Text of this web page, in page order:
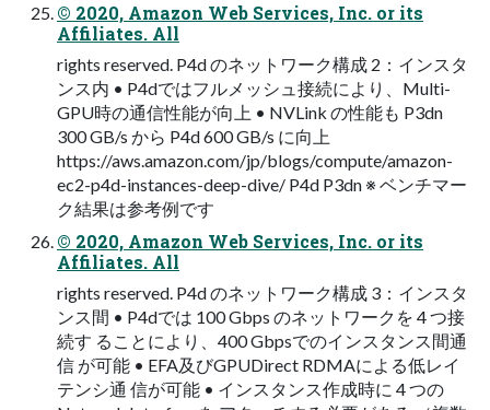
© 2020, Amazon Web Services, Inc. or its
Affiliates. All
rights reserved. P4d のネットワーク構成 2：インスタ
ンス内 • P4dではフルメッシュ接続により、Multi-
GPU時の通信性能が向上 • NVLink の性能も P3dn
300 GB/s から P4d 600 GB/s に向上
https://aws.amazon.com/jp/blogs/compute/amazon-
ec2-p4d-instances-deep-dive/ P4d P3dn ※ ベンチマー
ク結果は参考例です
© 2020, Amazon Web Services, Inc. or its
Affiliates. All
rights reserved. P4d のネットワーク構成 3：インスタ
ンス間 • P4dでは 100 Gbps のネットワークを 4 つ接
続す ることにより、400 Gbpsでのインスタンス間通
信 が可能 • EFA及びGPUDirect RDMAによる低レイ
テンシ通 信が可能 • インスタンス作成時に 4 つの